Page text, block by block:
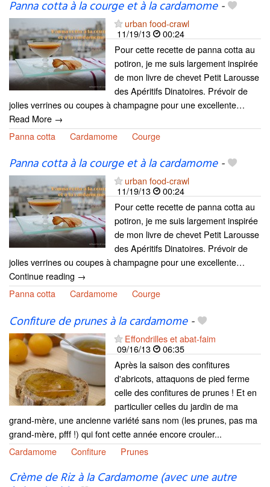
Panna cotta à la courge et à la cardamome-
urban food-crawl
11/19/13
00:24
Pour cette recette de panna cotta au
potiron, je me suis largement inspirée
de mon livre de chevet Petit Larousse
des Apéritifs Dinatoires. Prévoir de
jolies verrines ou coupes à champagne pour une excellente…
Read More →
Panna cotta
Cardamome Courge
Panna cotta à la courge et à la cardamome-
urban food-crawl
11/19/13
00:24
Pour cette recette de panna cotta au
potiron, je me suis largement inspirée
de mon livre de chevet Petit Larousse
des Apéritifs Dinatoires. Prévoir de
jolies verrines ou coupes à champagne pour une excellente…
Continue reading →
Panna cotta
Cardamome Courge
Confiture de prunes à la cardamome-
Effondrilles et abat-faim
09/16/13
06:35
Après la saison des confitures
d'abricots, attaquons de pied ferme
celle des confitures de prunes ! Et en
particulier celles du jardin de ma
grand-mère, une ancienne variété sans nom (les prunes, pas ma
grand-mère, pfff !) qui font cette année encore crouler...
Cardamome
Confiture Prunes
Crème de Riz à la Cardamome (avec une autre